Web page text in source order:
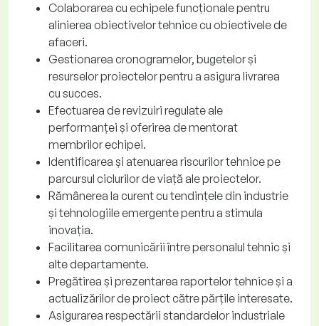
Colaborarea cu echipele funcționale pentru
alinierea obiectivelor tehnice cu obiectivele de
afaceri.
Gestionarea cronogramelor, bugetelor și
resurselor proiectelor pentru a asigura livrarea
cu succes.
Efectuarea de revizuiri regulate ale
performanței și oferirea de mentorat
membrilor echipei.
Identificarea și atenuarea riscurilor tehnice pe
parcursul ciclurilor de viață ale proiectelor.
Rămânerea la curent cu tendințele din industrie
și tehnologiile emergente pentru a stimula
inovația.
Facilitarea comunicării între personalul tehnic și
alte departamente.
Pregătirea și prezentarea raportelor tehnice și a
actualizărilor de proiect către părțile interesate.
Asigurarea respectării standardelor industriale